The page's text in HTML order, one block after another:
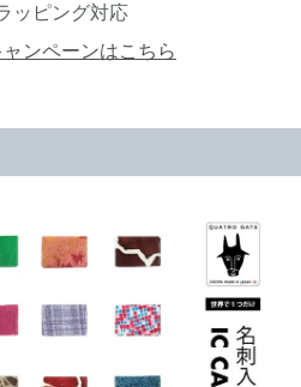
ッピング対応
ンペーンはこちら